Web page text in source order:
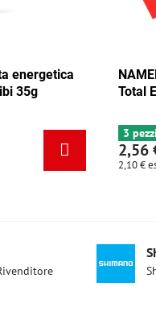
Total Energy
6+ pezzi
2,56 €
escl. IVA